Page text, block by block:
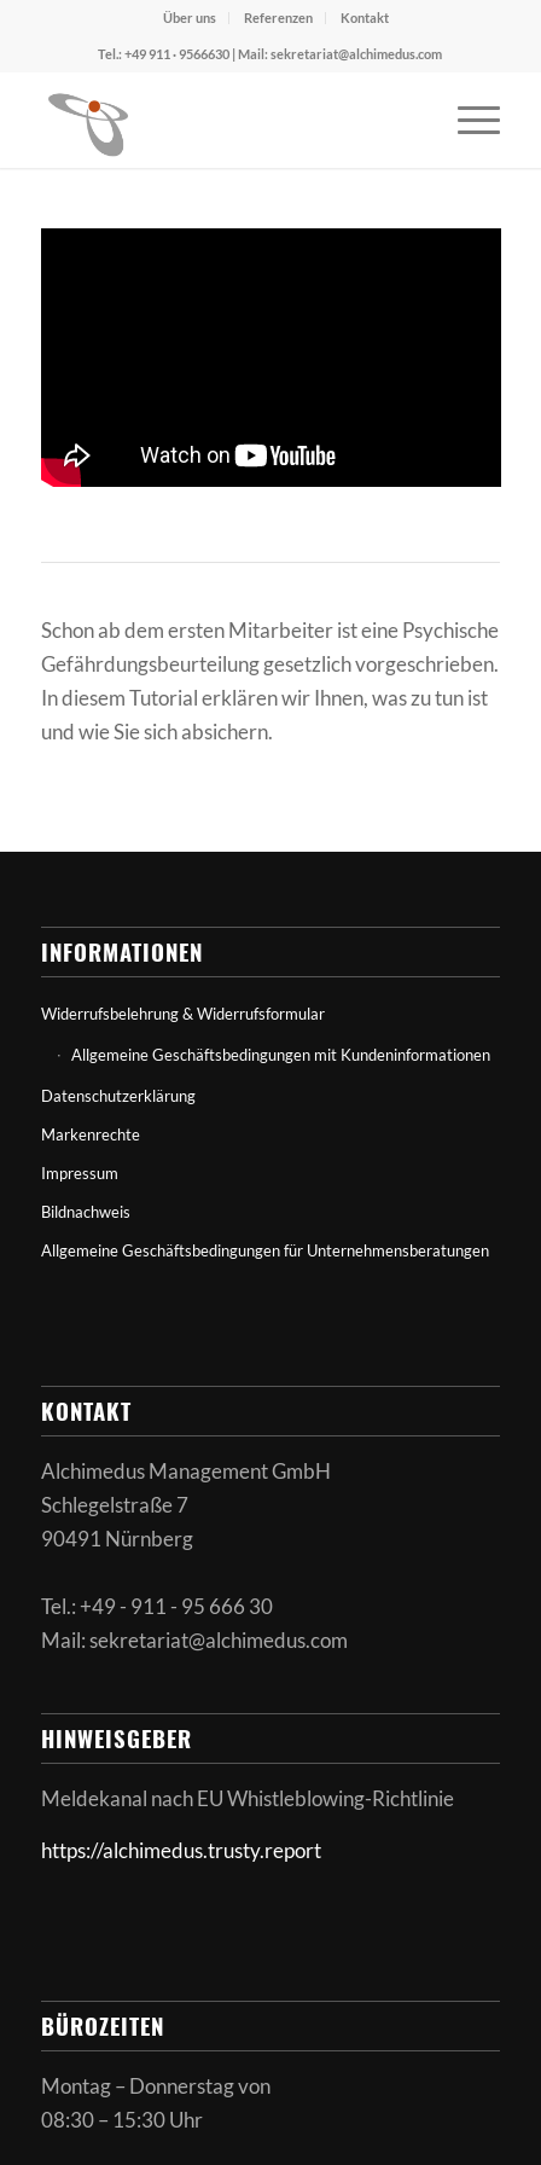
Über uns Referenzen Kontakt
Tel.: +49 911 · 9566630 | Mail: sekretariat@alchimedus.com
Schon ab dem ersten Mitarbeiter ist eine Psychische
Gefährdungsbeurteilung gesetzlich vorgeschrieben.
In diesem Tutorial erklären wir Ihnen, was zu tun ist
und wie Sie sich absichern.
INFORMATIONEN
Widerrufsbelehrung & Widerrufsformular
Allgemeine Geschäftsbedingungen mit Kundeninformationen
Datenschutzerklärung
Markenrechte
Impressum
Bildnachweis
Allgemeine Geschäftsbedingungen für Unternehmensberatungen
KONTAKT
Alchimedus Management GmbH
Schlegelstraße 7
90491 Nürnberg
Tel.: +49 - 911 - 95 666 30
Mail: sekretariat@alchimedus.com
HINWEISGEBER
Meldekanal nachEU Whistleblowing-Richtlinie
https://alchimedus.trusty.report
BÜROZEITEN
Montag – Donnerstag von
08:30 – 15:30 Uhr